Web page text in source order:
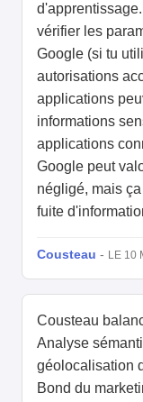
vérifier les
Google (si tu
autorisations
applications
informations
applications
Google peut
négligé, mais
fuite
Cousteau - LE 10
Cousteau
Analyse
géolocalisation
Bond du